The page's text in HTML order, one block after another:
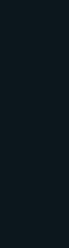
Art. 14.a.a.O.
an den
oder
die Vorladung
oder sich
zuständige
Seitens der
Art. 14.
könne,
Justiz-
der Fall
des Art. 10.
erhalten
worden ist.
sie läszt
gegenseitig
in ihren resp.
Rechtshülfe
Ausländer als